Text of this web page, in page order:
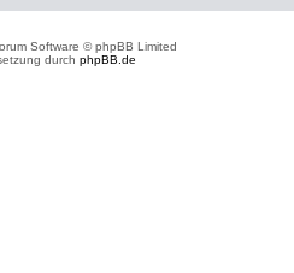
Software © phpBB Limited
durch phpBB.de